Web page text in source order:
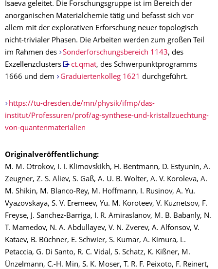
Isaeva geleitet. Die Forschungsgruppe ist im Bereich der
anorganischen Materialchemie tätig und befasst sich vor
allem mit der explorativen Erforschung neuer topologisch
nicht-trivialer Phasen. Die Arbeiten werden zum großen Teil
im Rahmen des
Sonderforschungsbereich 1143, des
Exzellenzclusters
ct.qmat, des Schwerpunktprogramms
1666 und dem
Graduiertenkolleg 1621 durchgeführt.
https://tu-dresden.de/mn/physik/ifmp/das-
institut/Professuren/prof/ag-synthese-und-kristallzuechtung-
von-quantenmaterialien
Originalveröffentlichung:
M. M. Otrokov, I. I. Klimovskikh, H. Bentmann, D. Estyunin, A.
Zeugner, Z. S. Aliev, S. Gaß, A. U. B. Wolter, A. V. Koroleva, A.
M. Shikin, M. Blanco-Rey, M. Hoffmann, I. Rusinov, A. Yu.
Vyazovskaya, S. V. Eremeev, Yu. M. Koroteev, V. Kuznetsov, F.
Freyse, J. Sanchez-Barriga, I. R. Amiraslanov, M. B. Babanly, N.
T. Mamedov, N. A. Abdullayev, V. N. Zverev, A. Alfonsov, V.
Kataev, B. Büchner, E. Schwier, S. Kumar, A. Kimura, L.
Petaccia, G. Di Santo, R. C. Vidal, S. Schatz, K. Kißner, M.
Ünzelmann, C.-H. Min, S. K. Moser, T. R. F. Peixoto, F. Reinert,